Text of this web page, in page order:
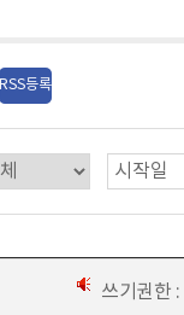
RSS등록
쓰기권한 :